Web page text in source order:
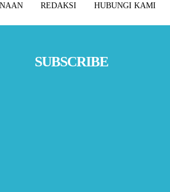
REDAKSI HUBUNGI KAMI
SUBSCRIBE